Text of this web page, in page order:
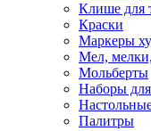
Клише для
Краски
Маркеры
Мел, мелки,
Мольберты
Наборы для
Палитры